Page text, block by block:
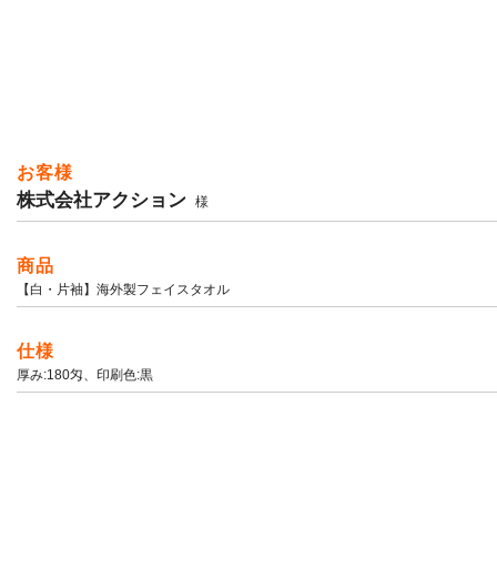
お客様
株式会社アクション 様
商品
【白・片袖】海外製フェイスタオル
仕様
厚み:180匁、印刷色:黒